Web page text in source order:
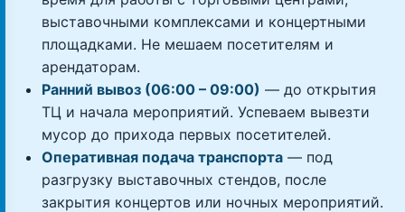
выставочными комплексами и концертными
площадками. Не мешаем посетителям и
арендаторам.
Ранний вывоз (06:00 – 09:00) — до открытия
ТЦ и начала мероприятий. Успеваем вывезти
мусор до прихода первых посетителей.
Оперативная подача транспорта — под
разгрузку выставочных стендов, после
закрытия концертов или ночных мероприятий.